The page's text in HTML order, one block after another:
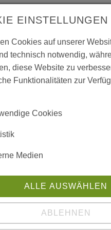
angeschafft.
neue Materialien,
und kleine
Mal wird beobachtet,
mal gebaut,
genau
wird dabei
und orientiert sich
und Ideen der Kinder.
Forschen im
sich auch an den
Forschertischen in der
EINSTELLUNGEN
Cookies auf unserer
technisch notwendig,
diese Website zu
Funktionalitäten zur
Cookies
Medien
ALLE AUSWÄHLEN
ABLEHNEN